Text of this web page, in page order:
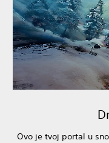
Ovo je tvoj portal u